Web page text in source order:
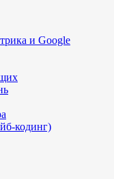
и Google
кодинг)